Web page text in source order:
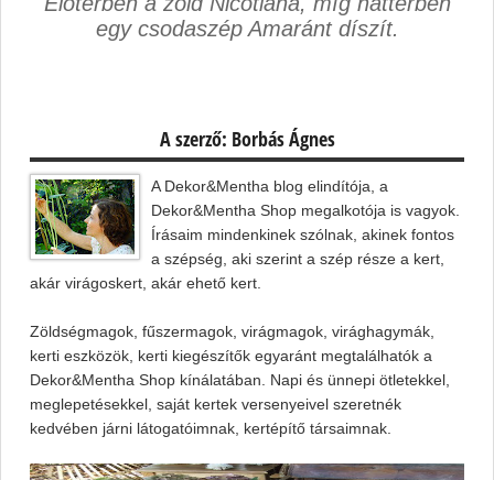
egy csodaszép Amaránt díszít.
A szerző: Borbás Ágnes
A Dekor&Mentha blog elindítója, a
Dekor&Mentha Shop megalkotója is vagyok.
Írásaim mindenkinek szólnak, akinek fontos
a szépség, aki szerint a szép része a kert,
akár virágoskert, akár ehető kert.
Zöldségmagok, fűszermagok, virágmagok, virághagymák,
kerti eszközök, kerti kiegészítők egyaránt megtalálhatók a
Dekor&Mentha Shop kínálatában. Napi és ünnepi ötletekkel,
meglepetésekkel, saját kertek versenyeivel szeretnék
kedvében járni látogatóimnak, kertépítő társaimnak.